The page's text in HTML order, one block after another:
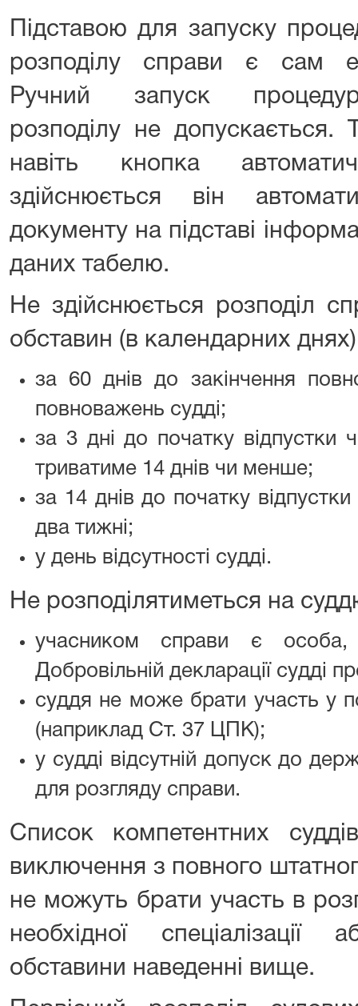
Підставою для запуску
розподілу справи є сам
Ручний запуск
розподілу не допускається.
навіть кнопка
здійснюється він
документу на підставі
даних табелю.
Не здійснюється розподіл
обставин (в календарних
за 60 днів до закінчення
повноважень судді;
за 3 дні до початку відпустки
триватиме 14 днів чи менше;
за 14 днів до початку
два тижні;
у день відсутності судді.
Не розподілятиметься на
учасником справи є
Добровільній декларації судді
суддя не може брати участь у
(наприклад Ст. 37 ЦПК);
у судді відсутній допуск до
для розгляду справи.
Список компетентних
виключення з повного
не можуть брати участь в
необхідної
обставини наведенні вище.